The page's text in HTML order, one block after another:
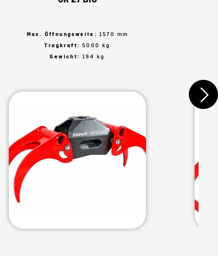
Max. Öffnungsweite: 1570 mm
Tragkraft: 5000 kg
Gewicht:194 kg